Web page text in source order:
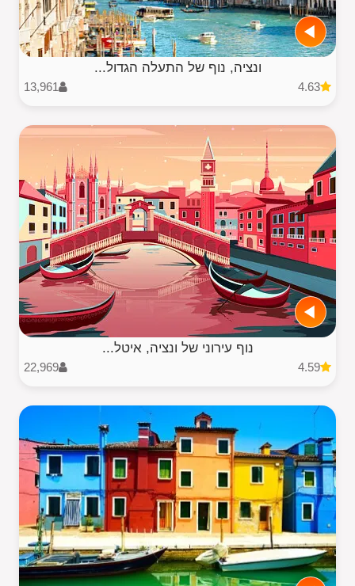
ונציה, נוף של התעלה הגדול...
4.63
13,961
נוף עירוני של ונציה, איטל...
4.59
22,969